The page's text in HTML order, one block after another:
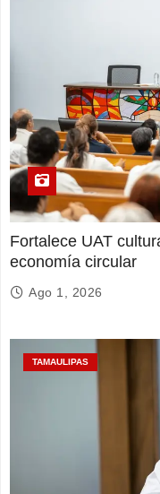
Fortalece UAT
economía circular
Ago 1, 2026
TAMAULIPAS